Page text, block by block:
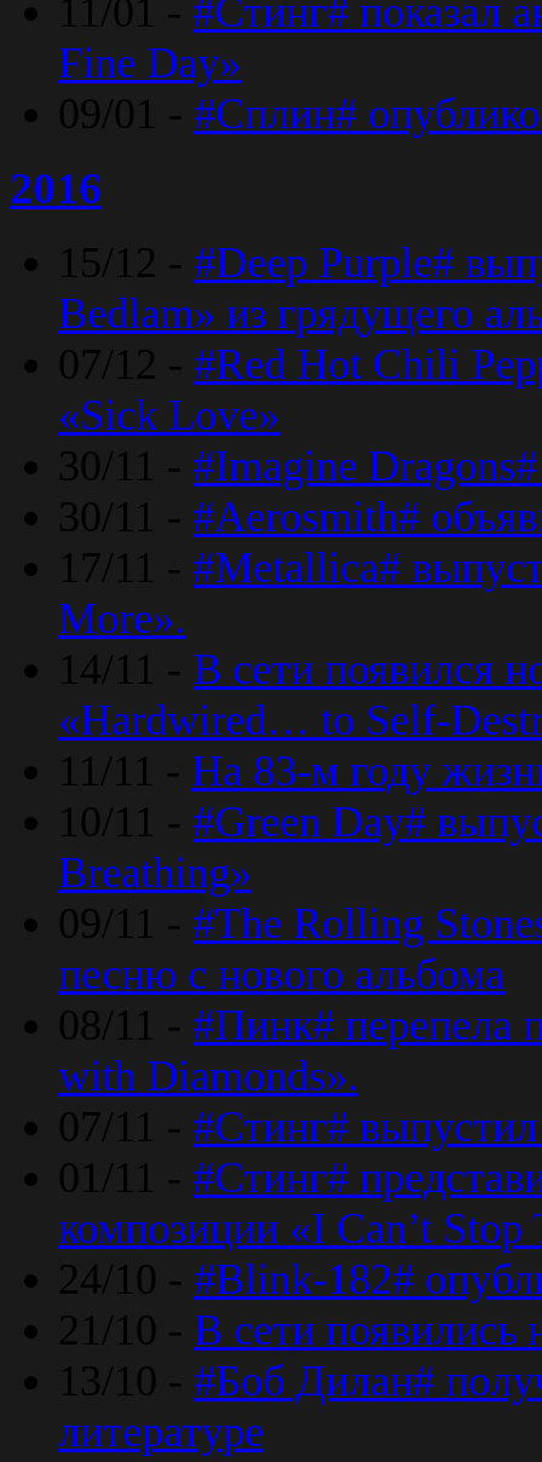
11/01 - #Стинг# показал
Fine Day»
09/01 - #Сплин#
2016
15/12 - #Deep Purple#
Bedlam» из грядущего
07/12 - #Red Hot Chili
«Sick Love»
30/11 - #Imagine
30/11 - #Aerosmith#
17/11 - #Metallica#
More».
14/11 - В сети появился
«Hardwired… to Self-
11/11 - На 83-м году
10/11 - #Green Day#
Breathing»
09/11 - #The Rolling
песню с нового альбома
08/11 - #Пинк# перепела
with Diamonds».
07/11 - #Стинг#
01/11 - #Стинг#
композиции «I Can’t
24/10 - #Blink-182#
21/10 - В сети появились
13/10 - #Боб Дилан#
литературе